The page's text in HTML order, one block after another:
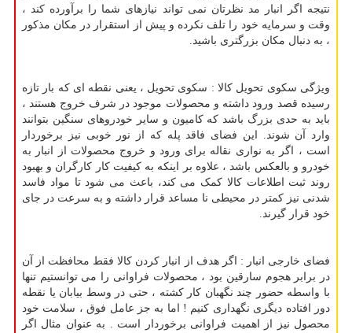
نتیجه اگر انبار مد نظرتان نمی تواند نیازهای شما را برآورده کند ،
وقت و سرمایه خود را تلف نکرده و پیش از استقرار در مکان مذکور
، به دنبال مکان بزرگتری باشید.
ویژگی سکوی تحویل کالا : سکوی تحویل ، یعنی نقطه ای که بار تازه
رسیده قصد ورود داشته و محصولات موجود در شرف خروج هستند ،
باید به حدی بزرگ باشد که کامیون و سایر خودروهای سنگین بتوانند
وارد آن شوند. این فضای فاقد پله که از نور خوبی نیز برخوردار
است ، اگر به نواری نقاله برای ورود و خروج محصولات از انبار به
خودرو و بالعکس باشد ، علاوه بر اینکه به کیفیت کار کارگران و بهبود
روند ثبت اطلاعات کالا کمک می کند، باعث می شود تا مواد فاسد
شدنی نیز کمتر در محیطی نا مساعد قرار داشته و به سرعت در جای
خود قرار گیرند.
فضای خارجی انبار : اگر هدف از انبار کردن کالا فقط محافظت از آن
در برابر هجوم سارقین بود ، محصولات فراوانی را می توانستیم تنها
با واسطه حضور چند نگهبان کار کشته ، حتی در وسط بیابان یا نقطه
دور افتاده دیگری نگهداری کنیم ! اما به جز عامل فوق ، سلامت خود
محصول نیز از اهمیت فراوانی برخوردار است . به عنوان مثال اگر